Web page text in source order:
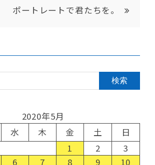
ポートレートで君たちを。
2020年5月
水 木 金 土
日
1
2
3
6 7 8 9 10